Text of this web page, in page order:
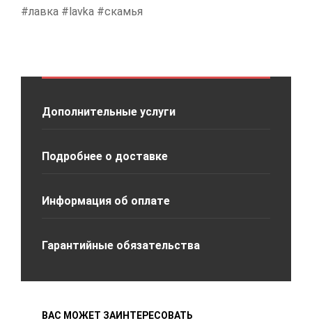
#лавка #lavka #скамья
Дополнительные услуги
Подробнее о доставке
Информация об оплате
Гарантийные обязательства
ВАС МОЖЕТ ЗАИНТЕРЕСОВАТЬ